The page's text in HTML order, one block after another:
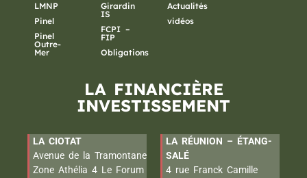
LMNP
Pinel
Pinel
Outre-
Mer
Girardin
IS
FCPI –
FIP
Obligations
Actualités
vidéos
LA FINANCIÈRE
INVESTISSEMENT
LA CIOTAT
Avenue de la Tramontane
Zone Athélia 4 Le Forum
LA RÉUNION – ÉTANG-
SALÉ
4 rue Franck Camille